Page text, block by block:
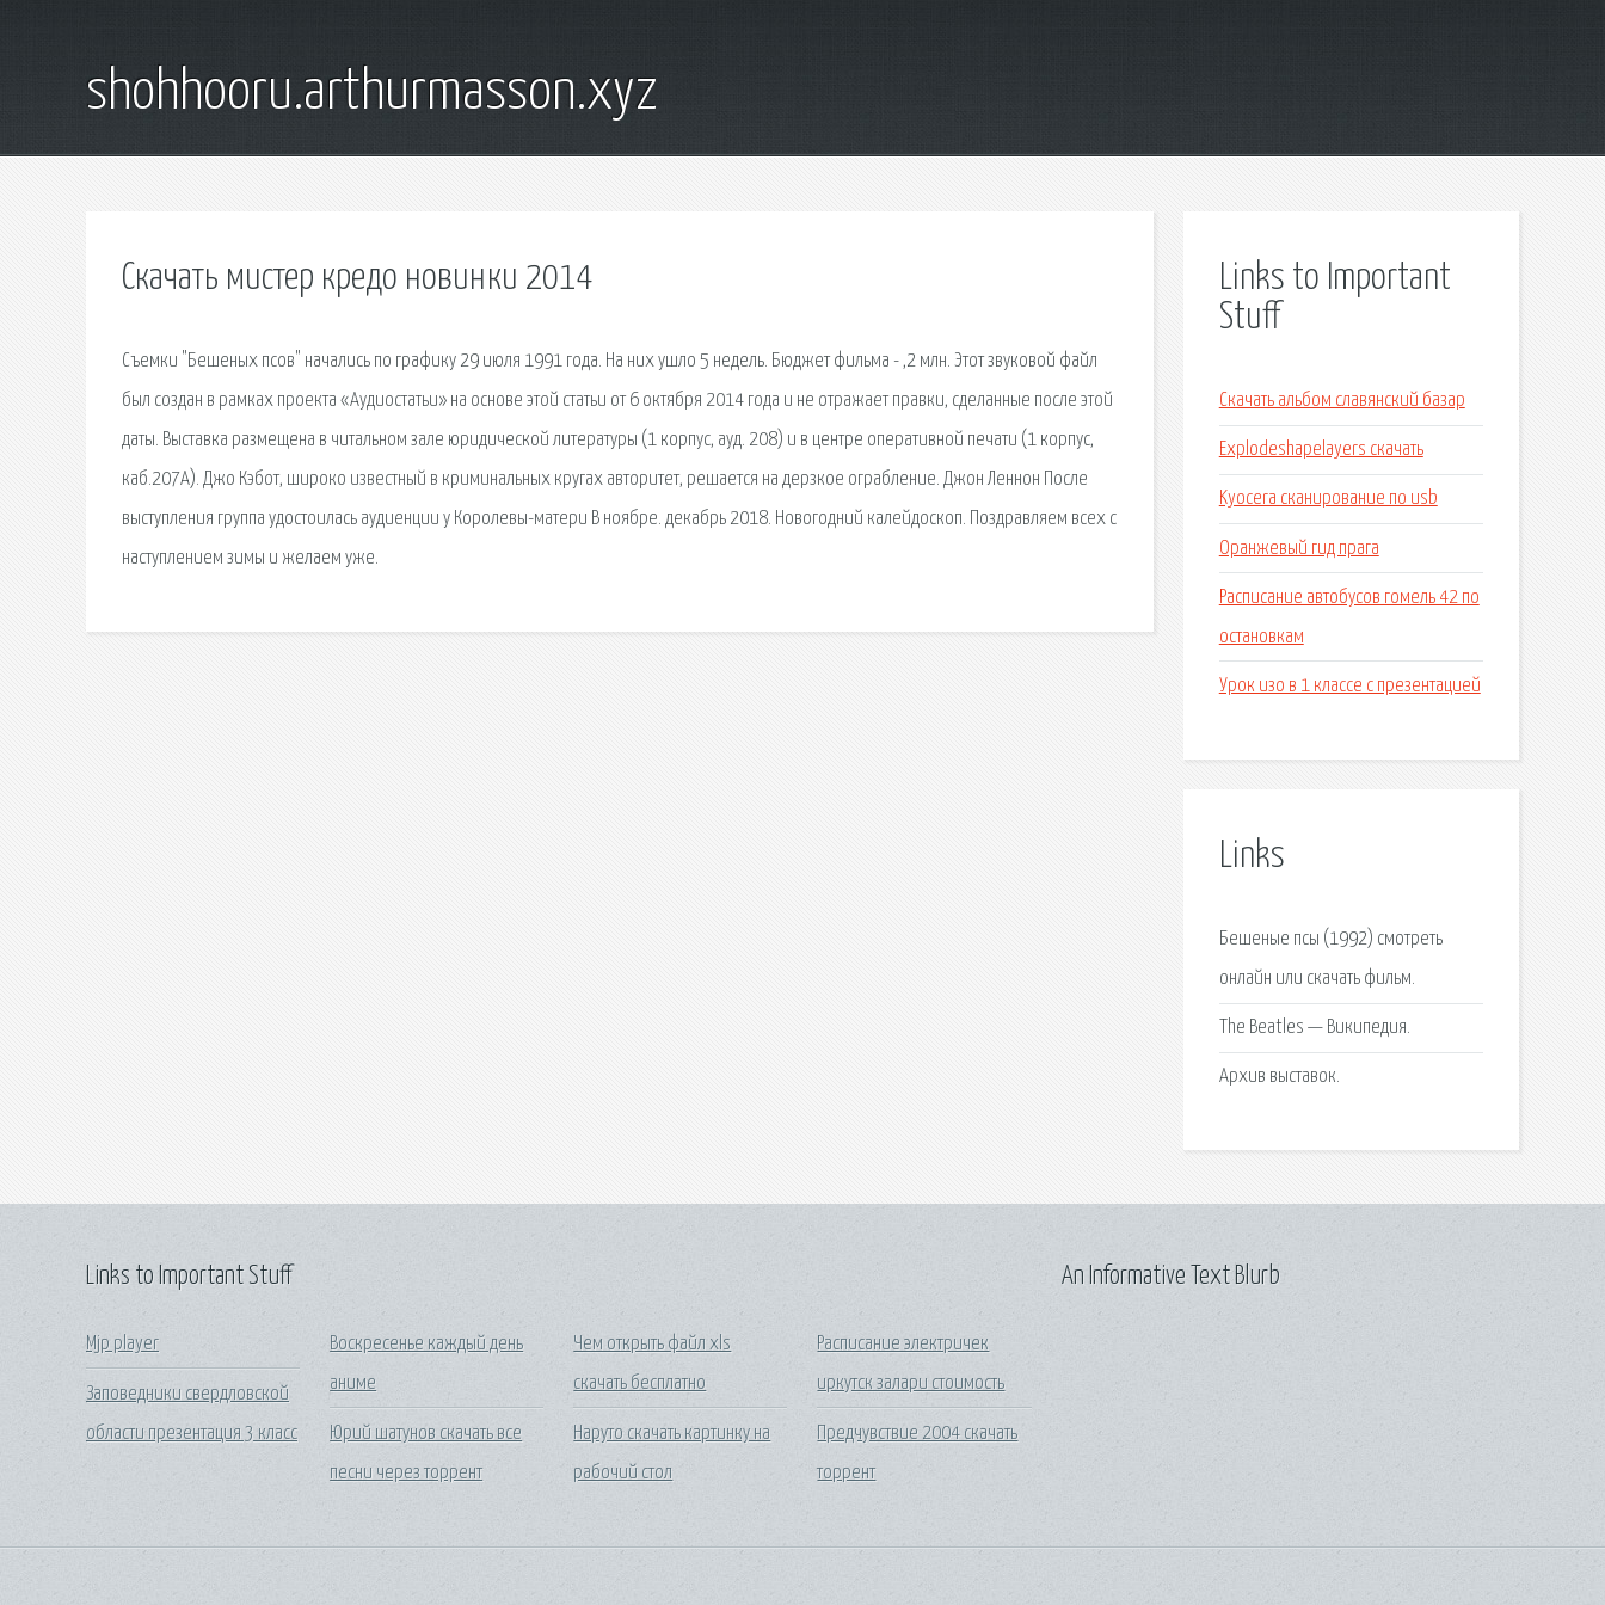
shohhooru.arthurmasson.xyz
Скачать мистер кредо новинки 2014
Съемки "Бешеных псов" начались по графику 29 июля 1991 года. На них ушло 5 недель. Бюджет фильма - ,2 млн. Этот звуковой файл
был создан в рамках проекта «Аудиостатьи» на основе этой статьи от 6 октября 2014 года и не отражает правки, сделанные после этой
даты. Выставка размещена в читальном зале юридической литературы (1 корпус, ауд. 208) и в центре оперативной печати (1 корпус,
каб.207А). Джо Кэбот, широко известный в криминальных кругах авторитет, решается на дерзкое ограбление. Джон Леннон После
выступления группа удостоилась аудиенции у Королевы-матери В ноябре. декабрь 2018. Новогодний калейдоскоп. Поздравляем всех с
наступлением зимы и желаем уже.
Links to Important
Stuff
Скачать альбом славянский базар
Explodeshapelayers скачать
Kyocera сканирование по usb
Оранжевый гид прага
Расписание автобусов гомель 42 по
остановкам
Урок изо в 1 классе с презентацией
Links
Бешеные псы (1992) смотреть
онлайн или скачать фильм.
The Beatles — Википедия.
Архив выставок.
Links to Important Stuff
Mjp player
Заповедники свердловской
области презентация 3 класс
Воскресенье каждый день
аниме
Юрий шатунов скачать все
песни через торрент
Чем открыть файл xls
скачать бесплатно
Наруто скачать картинку на
рабочий стол
Расписание электричек
иркутск залари стоимость
Предчувствие 2004 скачать
торрент
An Informative Text Blurb